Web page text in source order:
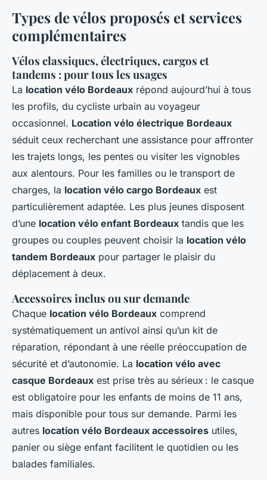
Types de vélos proposés et services
complémentaires
Vélos classiques, électriques, cargos et
tandems : pour tous les usages
La location vélo Bordeaux répond aujourd’hui à tous
les profils, du cycliste urbain au voyageur
occasionnel. Location vélo électrique Bordeaux
séduit ceux recherchant une assistance pour affronter
les trajets longs, les pentes ou visiter les vignobles
aux alentours. Pour les familles ou le transport de
charges, la location vélo cargo Bordeaux est
particulièrement adaptée. Les plus jeunes disposent
d’une location vélo enfant Bordeaux tandis que les
groupes ou couples peuvent choisir la location vélo
tandem Bordeaux pour partager le plaisir du
déplacement à deux.
Accessoires inclus ou sur demande
Chaque location vélo Bordeaux comprend
systématiquement un antivol ainsi qu’un kit de
réparation, répondant à une réelle préoccupation de
sécurité et d’autonomie. La location vélo avec
casque Bordeaux est prise très au sérieux : le casque
est obligatoire pour les enfants de moins de 11 ans,
mais disponible pour tous sur demande. Parmi les
autres location vélo Bordeaux accessoires utiles,
panier ou siège enfant facilitent le quotidien ou les
balades familiales.